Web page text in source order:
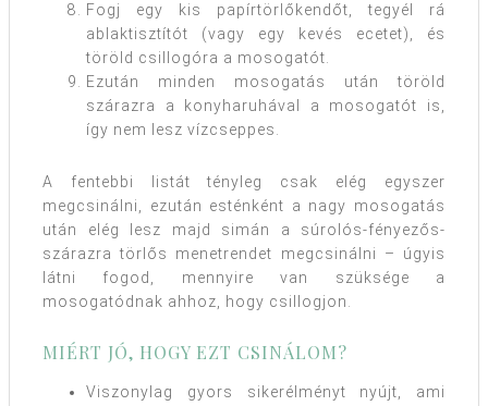
Fogj egy kis papírtörlőkendőt, tegyél rá
ablaktisztítót (vagy egy kevés ecetet), és
töröld csillogóra a mosogatót.
Ezután minden mosogatás után töröld
szárazra a konyharuhával a mosogatót is,
így nem lesz vízcseppes.
A fentebbi listát tényleg csak elég egyszer
megcsinálni, ezután esténként a nagy mosogatás
után elég lesz majd simán a súrolós-fényezős-
szárazra törlős menetrendet megcsinálni – úgyis
látni fogod, mennyire van szüksége a
mosogatódnak ahhoz, hogy csillogjon.
MIÉRT JÓ, HOGY EZT CSINÁLOM?
Viszonylag gyors sikerélményt nyújt, ami